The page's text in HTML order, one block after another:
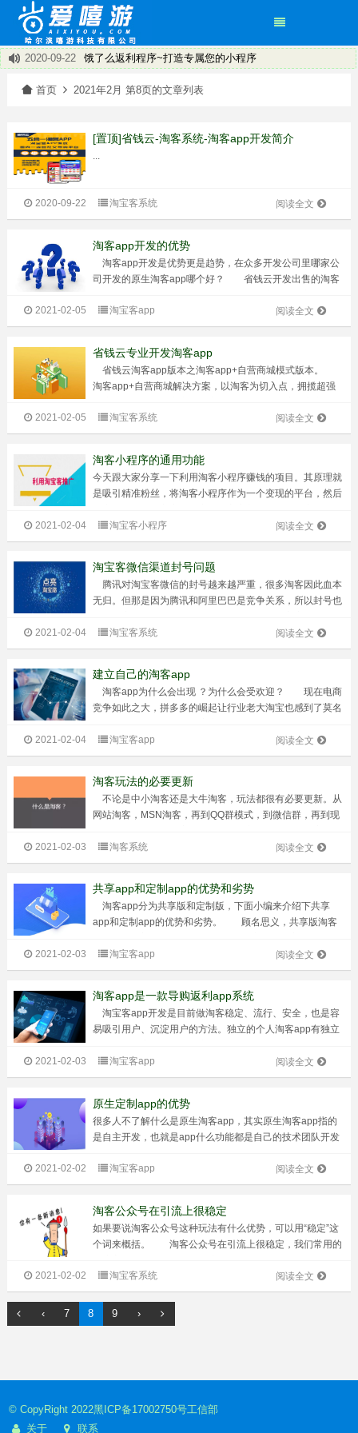
2020-09-22
饿了么返利程序~打造专属您的小程序
2020-09-22
盘点淘客APP运营技巧
2020-09-22
淘宝客推广的淘宝客app的优势在哪里呢？
2020-09-22
淘客的新机遇有哪些
2020-09-22
淘宝客APP总体可以分为两大类：共享APP和独立APP
首页 2021年2月 第8页的文章列表
[置顶]省钱云-淘客系统-淘客app开发简介
阅读全文
2020-09-22 淘宝客系统
淘客app开发的优势
淘客app开发是优势更是趋势，在众多开发公司里哪家公
司开发的原生淘客app哪个好？ 省钱云开发出售的淘客
O2O以及区块链等版本。省钱云不仅仅只出售开发app，更
多的是专注于用户的售后服...
阅读全文
2021-02-05 淘宝客app
省钱云专业开发淘客app
省钱云淘客app版本之淘客app+自营商城模式版本。
淘客app+自营商城解决方案，以淘客为切入点，拥揽超强
商城不拘一格。 与淘客深度融合，提供灵活的与原有淘
客相结合的应用场景。 ...
阅读全文
2021-02-05 淘宝客系统
淘客小程序的通用功能
今天跟大家分享一下利用淘客小程序赚钱的项目。其原理就
是吸引精准粉丝，将淘客小程序作为一个变现的平台，然后
主推的产品，不涉及到微信封号。并且具备小程序带来的巨
大的流量。 小程序依赖微信入口...
阅读全文
2021-02-04 淘宝客小程序
淘宝客微信渠道封号问题
腾讯对淘宝客微信的封号越来越严重，很多淘客因此血本
无归。但那是因为腾讯和阿里巴巴是竞争关系，所以封号也
许有人应该问为什么是淘宝客app。因为app是一个独立的
操作，所有事情，包括我们关...
阅读全文
2021-02-04 淘宝客系统
建立自己的淘客app
淘客app为什么会出现 ？为什么会受欢迎？ 现在电商
竞争如此之大，拼多多的崛起让行业老大淘宝也感到了莫名
淘宝做的广告，对于为淘宝引流达到10%的淘宝客来
说，“后妈”也将会给淘客营造一个...
阅读全文
2021-02-04 淘宝客app
淘客玩法的必要更新
不论是中小淘客还是大牛淘客，玩法都很有必要更新。从
网站淘客，MSN淘客，再到QQ群模式，到微信群，再到现
方便、更高效的进步。 为什么淘宝客想开发淘客app，
app作为当前流行、稳定...
阅读全文
2021-02-03 淘客系统
共享app和定制app的优势和劣势
淘客app分为共享版和定制版，下面小编来介绍下共享
app和定制app的优势和劣势。 顾名思义，共享版淘客
就是私人定制的意思，一个独有的app！那么这两种app的
优劣势是什么呢？有...
阅读全文
2021-02-03 淘宝客app
淘客app是一款导购返利app系统
淘宝客app开发是目前做淘客稳定、流行、安全，也是容
易吸引用户、沉淀用户的方法。独立的个人淘客app有独立
安全。 现在涉及各行各业的app非常多，各具自己的吸
引力，比如购物的、买卖车的...
阅读全文
2021-02-03 淘宝客app
原生定制app的优势
很多人不了解什么是原生淘客app，其实原生淘客app指的
是自主开发，也就是app什么功能都是自己的技术团队开发
品牌。 原生定制app的优势在于，整个app产品都是你
的，商品种类、上架下...
阅读全文
2021-02-02 淘宝客app
淘客公众号在引流上很稳定
如果要说淘客公众号这种玩法有什么优势，可以用“稳定”这
个词来概括。 淘客公众号在引流上很稳定，我们常用的
淘客群拉用户，去贴吧等地方发折扣信息。 有的人选择
了服务号来进行操作，就会与一些...
阅读全文
2021-02-02 淘宝客系统
‹ 7 8 9 ›
© CopyRight 2022黑ICP备17002750号工信部
关于
联系